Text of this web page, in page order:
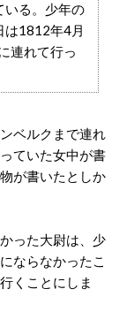
いる。少年の
は1812年4月
連れて行っ
ベルクまで連れ
ていた女中が書
が書いたとしか
った大尉は、少
ならなかったこ
くことにしま